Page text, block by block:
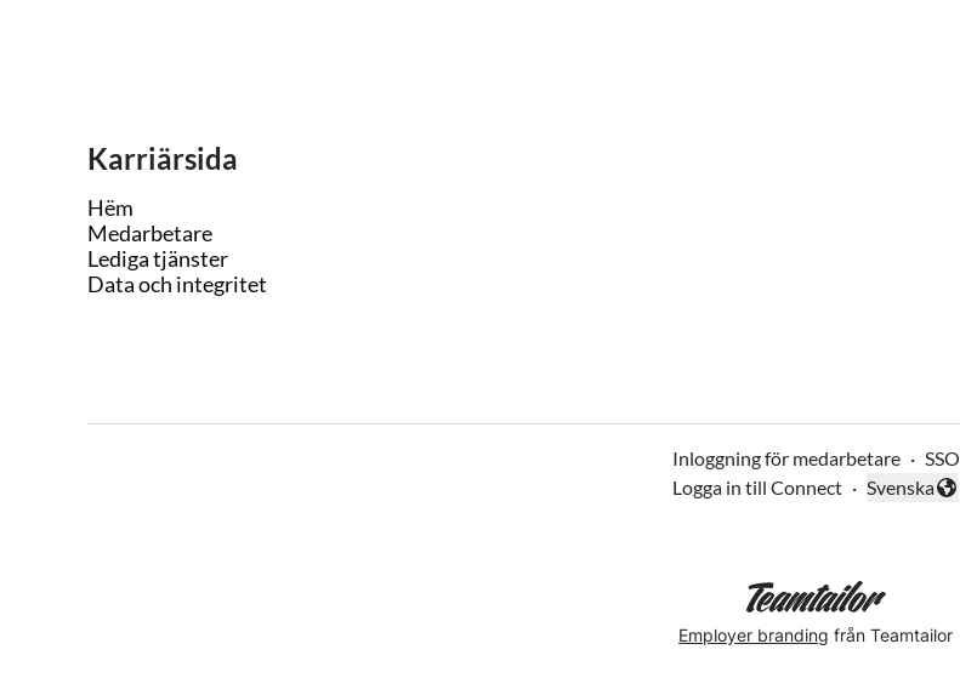
Karriärsida
Hëm
Medarbetare
Lediga tjänster
Data och integritet
Inloggning för medarbetare · SSO
Logga in till Connect ·
Byt språk
Svenska
Employer branding från Teamtailor